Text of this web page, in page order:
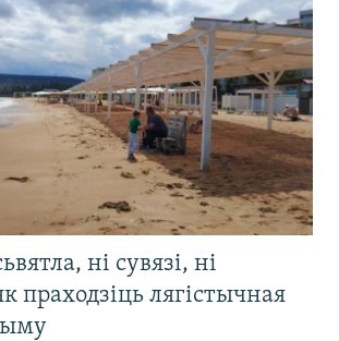
ні сувязі, ні
праходзіць лягістычная